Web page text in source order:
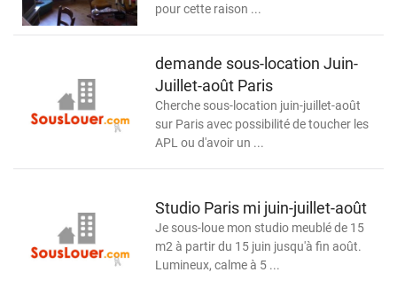
pour cette raison ...
demande sous-location Juin-
Juillet-août Paris
Cherche sous-location juin-juillet-août
sur Paris avec possibilité de toucher les
APL ou d'avoir un ...
Studio Paris mi juin-juillet-août
Je sous-loue mon studio meublé de 15
m2 à partir du 15 juin jusqu'à fin août.
Lumineux, calme à 5 ...